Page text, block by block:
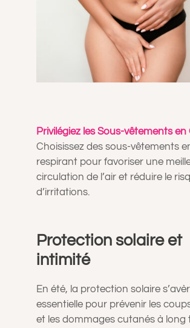
Privilégiez les Sous-vêtements en
Choisissez des sous-vêtements
respirant pour favoriser une
circulation de l’air et réduire le
d’irritations.
Protection solaire et
intimité
En été, la protection solaire
essentielle pour prévenir les
et les dommages cutanés à long